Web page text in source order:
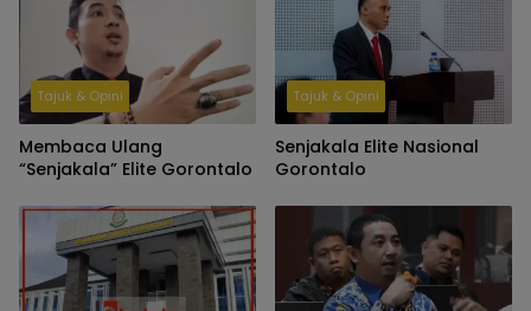
Tajuk & Opini
Membaca Ulang
“Senjakala” Elite Gorontalo
Tajuk & Opini
Senjakala Elite Nasional
Gorontalo